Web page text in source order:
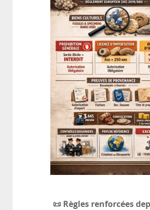
📜 Règles renforcées